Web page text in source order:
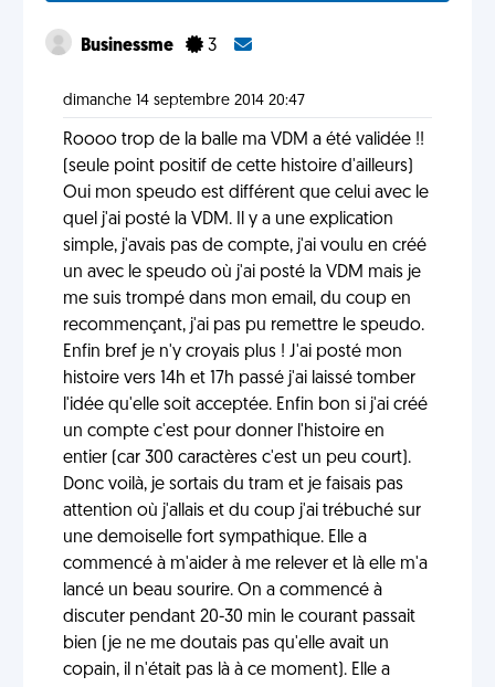
Businessme 3
dimanche 14 septembre 2014 20:47
Roooo trop de la balle ma VDM a été validée !!
(seule point positif de cette histoire d'ailleurs)
Oui mon speudo est différent que celui avec le
quel j'ai posté la VDM. Il y a une explication
simple, j'avais pas de compte, j'ai voulu en créé
un avec le speudo où j'ai posté la VDM mais je
me suis trompé dans mon email, du coup en
recommençant, j'ai pas pu remettre le speudo.
Enfin bref je n'y croyais plus ! J'ai posté mon
histoire vers 14h et 17h passé j'ai laissé tomber
l'idée qu'elle soit acceptée. Enfin bon si j'ai créé
un compte c'est pour donner l'histoire en
entier (car 300 caractères c'est un peu court).
Donc voilà, je sortais du tram et je faisais pas
attention où j'allais et du coup j'ai trébuché sur
une demoiselle fort sympathique. Elle a
commencé à m'aider à me relever et là elle m'a
lancé un beau sourire. On a commencé à
discuter pendant 20-30 min le courant passait
bien (je ne me doutais pas qu'elle avait un
copain, il n'était pas là à ce moment). Elle a